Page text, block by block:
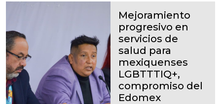
Mejoramiento
progresivo en
servicios de
salud para
mexiquenses
LGBTTTIQ+,
compromiso del
Edomex